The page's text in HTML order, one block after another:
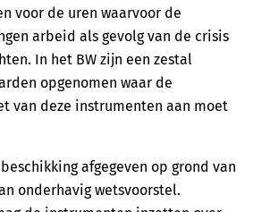
voor de uren waarvoor de
arbeid als gevolg van de crisis
In het BW zijn een zestal
opgenomen waar de
van deze instrumenten aan moet
afgegeven op grond van
onderhavig wetsvoorstel.